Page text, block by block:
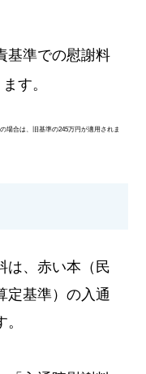
基準での慰謝料
す。
場合は、旧基準の245万円が適用されま
は、赤い本（民
基準）の入通